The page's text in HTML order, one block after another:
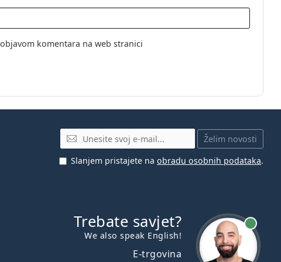
komentara na web stranici
E-mail
Želim novosti
Slanjem pristajete na obradu osobnih podataka.
Trebate savjet?
We also speak English!
E-trgovina